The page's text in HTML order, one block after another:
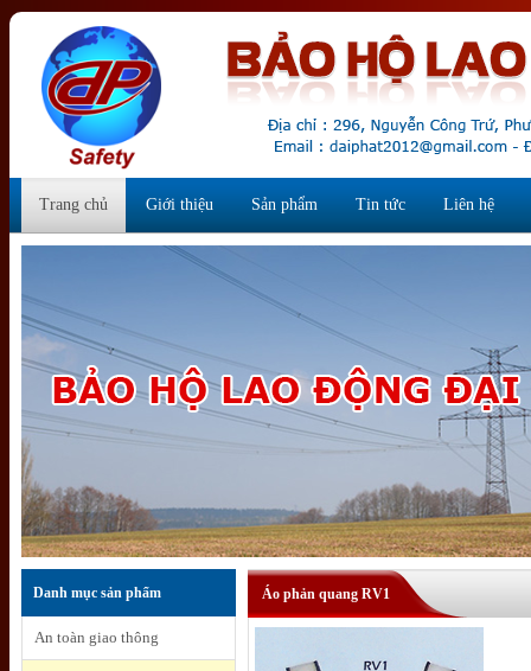
Trang chủ Giới thiệu Sản phẩm Tin tức Liên hệ
Danh mục sản phẩm
An toàn giao thông
Áo phản quang RV1